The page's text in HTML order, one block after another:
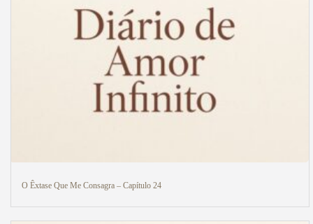
O Êxtase Que Me Consagra – Capítulo 24